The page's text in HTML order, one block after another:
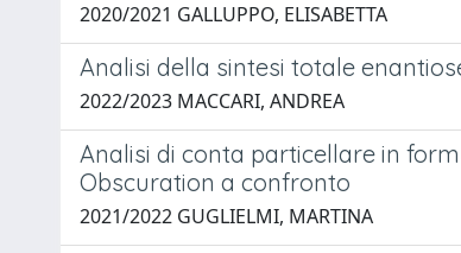
2020/2021 GALLUPPO, ELISABETTA
Analisi della sintesi totale
2022/2023 MACCARI, ANDREA
Analisi di conta particellare in
Obscuration a confronto
2021/2022 GUGLIELMI, MARTINA